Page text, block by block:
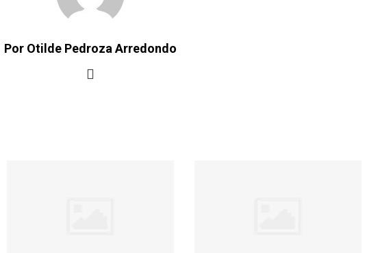
Por Otilde Pedroza Arredondo